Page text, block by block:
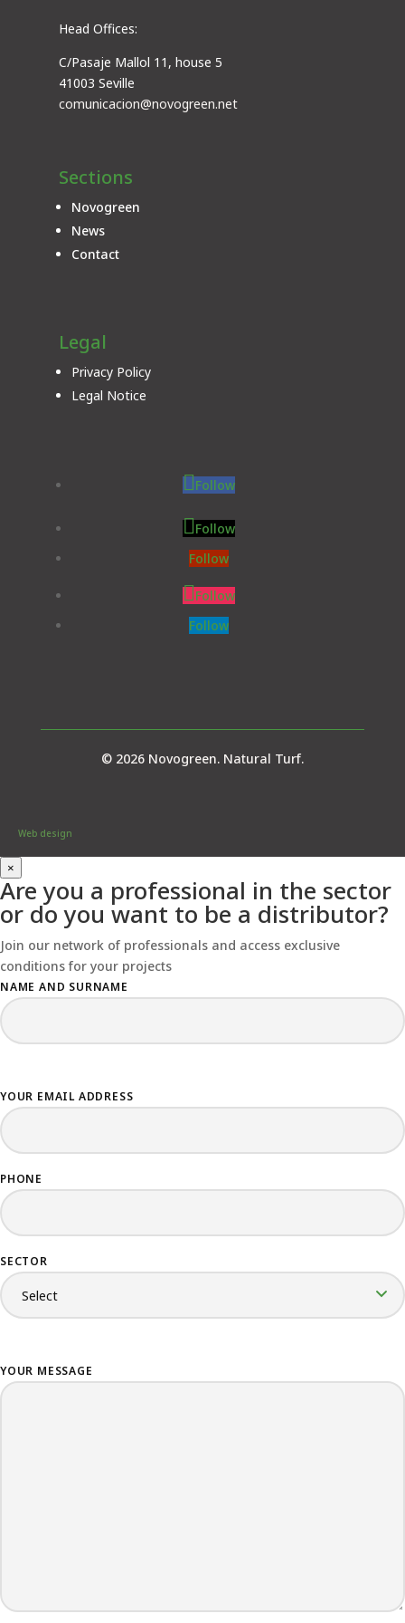
Head Offices:
C/Pasaje Mallol 11, house 5
41003 Seville
comunicacion@novogreen.net
Sections
Novogreen
News
Contact
Legal
Privacy Policy
Legal Notice
Follow
Follow
Follow
Follow
Follow
© 2026 Novogreen. Natural Turf.
Web design
×
Are you a professional in the sector
or do you want to be a distributor?
Join our network of professionals and access exclusive
conditions for your projects
NAME AND SURNAME
YOUR EMAIL ADDRESS
PHONE
SECTOR
YOUR MESSAGE